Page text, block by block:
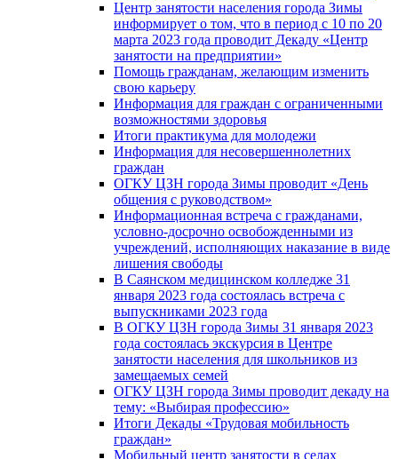
Центр занятости населения города Зимы
информирует о том, что в период с 10 по 20
марта 2023 года проводит Декаду «Центр
занятости на предприятии»
Помощь гражданам, желающим изменить
свою карьеру
Информация для граждан с ограниченными
возможностями здоровья
Итоги практикума для молодежи
Информация для несовершеннолетних
граждан
ОГКУ ЦЗН города Зимы проводит «День
общения с руководством»
Информационная встреча с гражданами,
условно-досрочно освобожденными из
учреждений, исполняющих наказание в виде
лишения свободы
В Саянском медицинском колледже 31
января 2023 года состоялась встреча с
выпускниками 2023 года
В ОГКУ ЦЗН города Зимы 31 января 2023
года состоялась экскурсия в Центре
занятости населения для школьников из
замещаемых семей
ОГКУ ЦЗН города Зимы проводит декаду на
тему: «Выбирая профессию»
Итоги Декады «Трудовая мобильность
граждан»
Мобильный центр занятости в селах